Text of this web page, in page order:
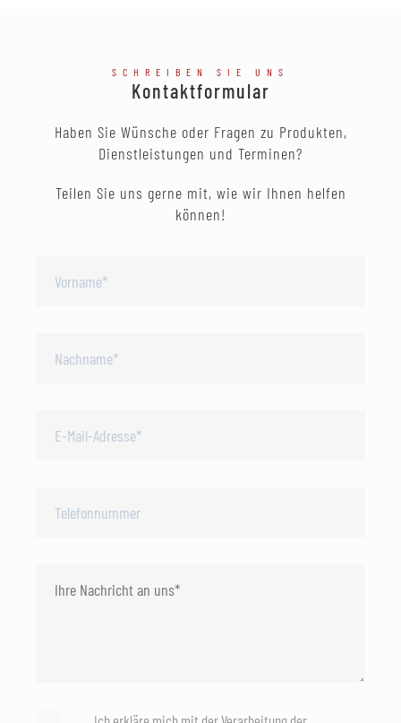
SCHREIBEN SIE UNS
Kontaktformular
Haben Sie Wünsche oder Fragen zu Produkten,
Dienstleistungen und Terminen?
Teilen Sie uns gerne mit, wie wir Ihnen helfen
können!